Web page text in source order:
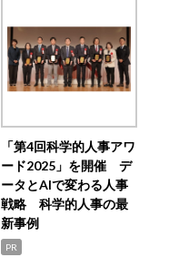
「第4回科学的人事アワ
ード2025」を開催 デ
ータとAIで変わる人事
戦略 科学的人事の最
新事例
PR